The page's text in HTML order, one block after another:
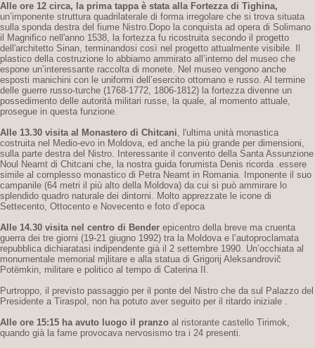
Alle ore 12 circa, la prima tappa è stata alla Fortezza di Tighina,
un’imponente struttura quadrilaterale di forma irregolare che si trova situata
sulla sponda destra del fiume Nistro.Dopo la conquista ad opera di Solimano
il Magnifico nell'anno 1538, la fortezza fu ricostruita secondo il progetto
dell'architetto Sinan, terminandosi così nel progetto attualmente visibile. Il
plastico della costruzione lo abbiamo ammirato all’interno del museo che
espone un’interessante raccolta di monete. Nel museo vengono anche
esposti manichini con le uniformi dell’esercito ottomano e russo. Al termine
delle guerre russo-turche (1768-1772, 1806-1812) la fortezza divenne un
possedimento delle autorità militari russe, la quale, al momento attuale,
prosegue in questa funzione.
Alle 13.30 visita al Monastero di Chitcani, l'ultima unità monastica
costruita nel Medio-evo in Moldova, ed anche la più grande per dimensioni,
sulla parte destra del Nistro. Interessante il convento della Santa Assunzione
Noul Neamt di Chitcani che, la nostra guida forumista Denis ricorda .essere
simile al complesso monastico di Petra Neamt in Romania. Imponente il suo
campanile (64 metri il più alto della Moldova) da cui si può ammirare lo
splendido quadro naturale dei dintorni. Molto apprezzate le icone di
Settecento, Ottocento e Novecento e foto d’epoca
Alle 14.30 visita nel centro di Bender epicentro della breve ma cruenta
guerra dei tre giorni (19-21 giugno 1992) tra la Moldova e l’autoproclamata
repubblica dichiaratasi indipendente già il 2 settembre 1990. Un’occhiata al
monumentale memorial mjlitare e alla statua di Grigorij Aleksandrovič
Potëmkin, militare e politico al tempo di Caterina II.
Purtroppo, il previsto passaggio per il ponte del Nistro che da sul Palazzo del
Presidente a Tiraspol, non ha potuto aver seguito per il ritardo iniziale .
Alle ore 15:15 ha avuto luogo il pranzo al ristorante castello Tirimok,
quando già la fame provocava nervosismo tra i 24 presenti.